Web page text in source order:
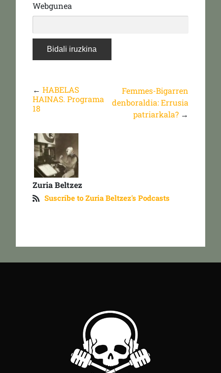
Webgunea
← HABELAS
HAINAS. Programa
18
Femmes-Bigarren
denboraldia: Errusia
patriarkala? →
Zuria Beltzez
Suscribe to Zuria Beltzez's Podcasts